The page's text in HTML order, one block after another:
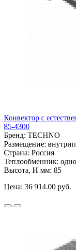
Конвектор с
85-4300
Бренд: TECHNO
Размещение:
Страна: Россия
Теплообменник:
Высота, H мм: 85
Цена: 36 914.00 руб.